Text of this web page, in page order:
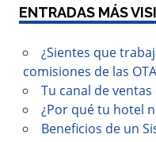
ENTRADAS MÁS
¿Sientes que
comisiones de las
Tu canal de
¿Por qué tu hotel
Beneficios de un